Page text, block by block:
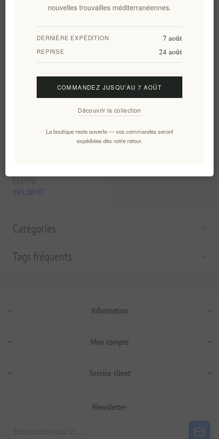
Catégories
Tags fréquents
€18,00 HT
Carafe en céramique
€45,00 HT
Information
Mon compte
Service client
Newsletter
nouvelles trouvailles méditerranéennes.
DERNIÈRE EXPÉDITION 7 août
REPRISE 24 août
COMMANDEZ JUSQU’AU 7 AOÛT
Découvrir la collection
La boutique reste ouverte — vos commandes seront
expédiées dès notre retour.